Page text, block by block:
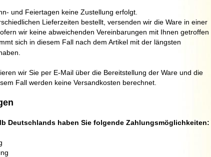
und Feiertagen keine Zustellung erfolgt.
Lieferzeiten bestellt, versenden wir die Ware in einer
wir keine abweichenden Vereinbarungen mit Ihnen getroffen
sich in diesem Fall nach dem Artikel mit der längsten
wir Sie per E-Mail über die Bereitstellung der Ware und die
Fall werden keine Versandkosten berechnet.
Deutschlands haben Sie folgende Zahlungsmöglichkeiten: